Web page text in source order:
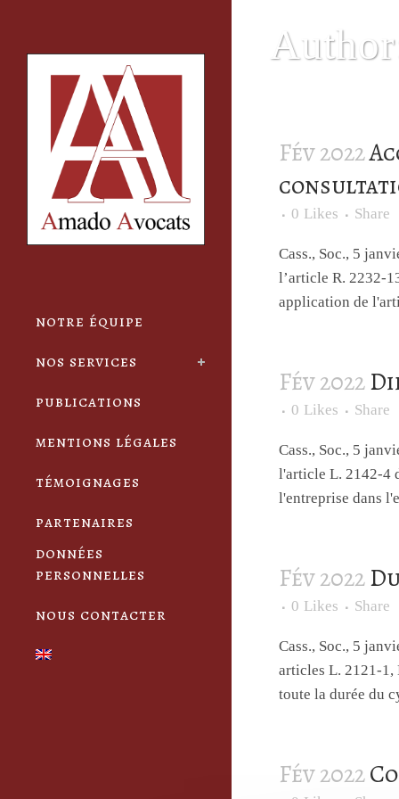
notre équipe
nos services
publications
mentions légales
témoignages
partenaires
données
personnelles
nous contacter
Fév 2022
0 Likes Share
Cass., Soc., 5
l’article R. 2232-
application de
Fév 2022
0 Likes Share
Cass., Soc., 5
l'article L. 2142-4
l'entreprise dans
Fév 2022
0 Likes Share
Cass., Soc., 5
articles L. 2121-1,
toute la durée du
Fév 2022